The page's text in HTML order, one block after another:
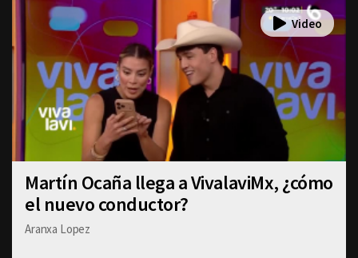
Martín Ocaña llega a VivalaviMx, ¿cómo
el nuevo conductor?
Aranxa Lopez